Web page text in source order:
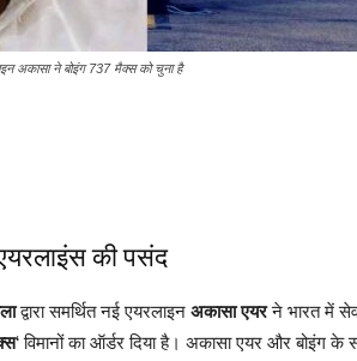
अकासा ने बोइंग 737 मैक्स को चुना है
की पसंद
द्वारा समर्थित नई एयरलाइन अकासा एयरने भारत में
‘ विमानों का ऑर्डर दिया है। अकासा एयर और बोइंग